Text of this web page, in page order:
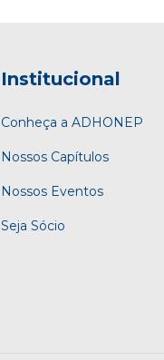
Institucional
Conheça a ADHONEP
Nossos Capítulos
Nossos Eventos
Seja Sócio